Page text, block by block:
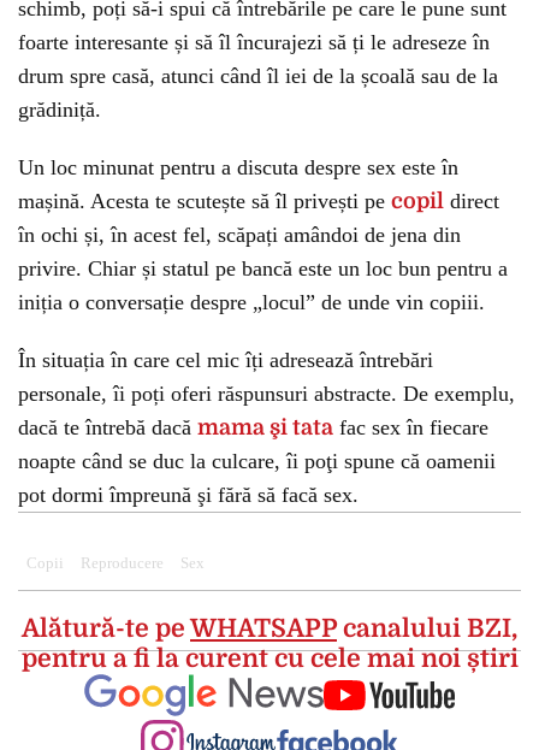
schimb, poți să-i spui că întrebările pe care le pune sunt
foarte interesante și să îl încurajezi să ți le adreseze în
drum spre casă, atunci când îl iei de la școală sau de la
grădiniță.
Un loc minunat pentru a discuta despre sex este în
mașină. Acesta te scutește să îl privești pe copil direct
în ochi și, în acest fel, scăpați amândoi de jena din
privire. Chiar și statul pe bancă este un loc bun pentru a
iniția o conversație despre „locul” de unde vin copiii.
În situația în care cel mic îți adresează întrebări
personale, îi poți oferi răspunsuri abstracte. De exemplu,
dacă te întrebă dacă mama şi tata fac sex în fiecare
noapte când se duc la culcare, îi poţi spune că oamenii
pot dormi împreună şi fără să facă sex.
Copii Reproducere Sex
Alătură-te peWHATSAPPcanalului BZI,
pentru a fi la curent cu cele mai noi știri